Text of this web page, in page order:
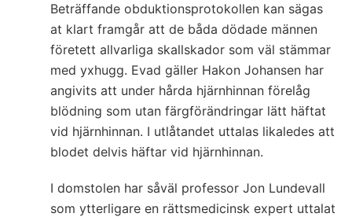
Beträffande obduktionsprotokollen kan sägas
at klart framgår att de båda dödade männen
företett allvarliga skallskador som väl stämmar
med yxhugg. Evad gäller Hakon Johansen har
angivits att under hårda hjärnhinnan förelåg
blödning som utan färgförändringar lätt häftat
vid hjärnhinnan. I utlåtandet uttalas likaledes att
blodet delvis häftar vid hjärnhinnan.
I domstolen har såväl professor Jon Lundevall
som ytterligare en rättsmedicinsk expert uttalat